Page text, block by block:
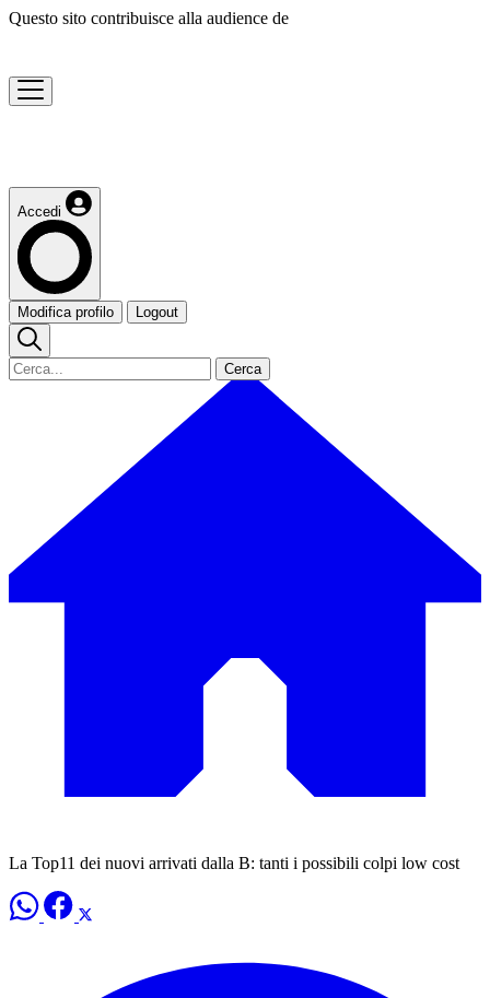
Questo sito contribuisce alla audience de
Accedi
Modifica profilo Logout
Cerca
La Top11 dei nuovi arrivati dalla B: tanti i possibili colpi low cost